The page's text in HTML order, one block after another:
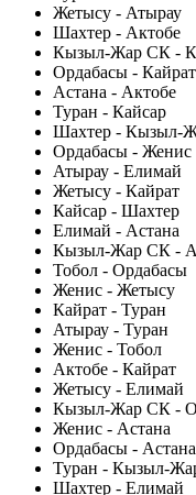
Жетысу - Атырау
Шахтер - Актобе
Кызыл-Жар СК -
Ордабасы - Кайрат
Астана - Актобе
Туран - Кайсар
Шахтер - Кызыл-
Ордабасы - Женис
Атырау - Елимай
Жетысу - Кайрат
Кайсар - Шахтер
Елимай - Астана
Кызыл-Жар СК -
Тобол - Ордабасы
Женис - Жетысу
Кайрат - Туран
Атырау - Туран
Женис - Тобол
Актобе - Кайрат
Жетысу - Елимай
Кызыл-Жар СК -
Женис - Астана
Ордабасы - Астана
Туран - Кызыл-
Шахтер - Елимай